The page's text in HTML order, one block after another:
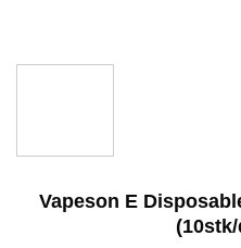
Vapeson E